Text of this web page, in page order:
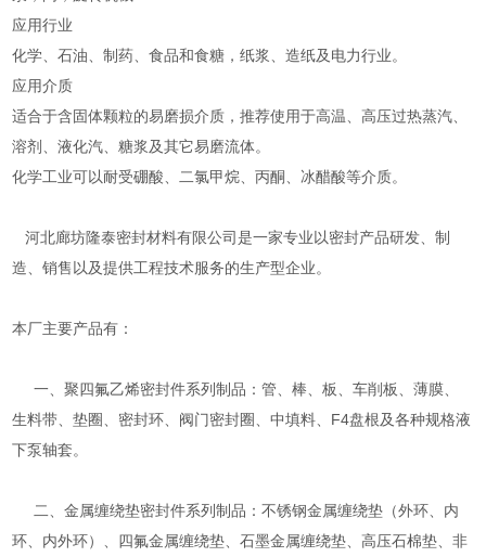
应用行业
化学、石油、制药、食品和食糖，纸浆、造纸及电力行业。
应用介质
适合于含固体颗粒的易磨损介质，推荐使用于高温、高压过热蒸汽、
溶剂、液化汽、糖浆及其它易磨流体。
化学工业可以耐受硼酸、二氯甲烷、丙酮、冰醋酸等介质。
河北廊坊隆泰密封材料有限公司是一家专业以密封产品研发、制
造、销售以及提供工程技术服务的生产型企业。
本厂主要产品有：
一、聚四氟乙烯密封件系列制品：管、棒、板、车削板、薄膜、
生料带、垫圈、密封环、阀门密封圈、中填料、F4盘根及各种规格液
下泵轴套。
二、金属缠绕垫密封件系列制品：不锈钢金属缠绕垫（外环、内
环、内外环）、四氟金属缠绕垫、石墨金属缠绕垫、高压石棉垫、非